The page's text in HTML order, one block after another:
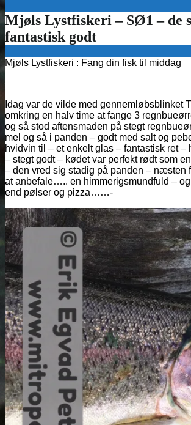
Mjøls Lystfiskeri : Fang din fisk til middag
Idag var de vilde med gennemløbsblinket
omkring en halv time at fange 3
og så stod aftensmaden på stegt
mel og så i panden – godt med salt og
hvidvin til – et enkelt glas – fantastisk ret –
– stegt godt – kødet var perfekt rødt som
– den vred sig stadig på panden – næsten
at anbefale….. en himmerigsmundfuld –
end pølser og pizza……-